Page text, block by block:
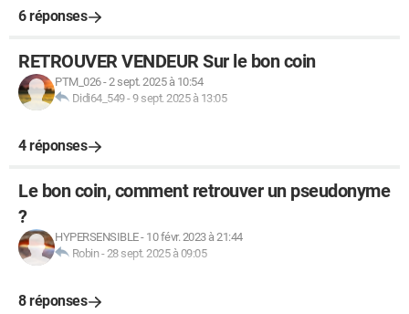
6 réponses
RETROUVER VENDEUR Sur le bon coin
PTM_026-2 sept. 2025 à 10:54
Didi64_549-9 sept. 2025 à 13:05
4 réponses
Le bon coin, comment retrouver un pseudonyme
?
HYPERSENSIBLE- 10 févr. 2023 à 21:44
Robin-28 sept. 2025 à 09:05
8 réponses